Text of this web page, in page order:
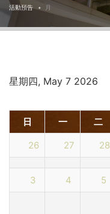
活動預告 月
星期四, May 7 2026
日 一 二
26 27 28
3 4 5